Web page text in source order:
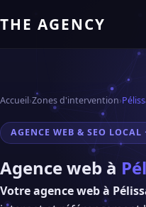
THE AGENCY
Accueil›Zones d'intervention›
AGENCE WEB & SEO
Agence web à
Votre agence web à